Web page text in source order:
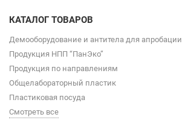
КАТАЛОГ ТОВАРОВ
Демооборудование и антитела для апробации
Продукция НПП “ПанЭко”
Продукция по направлениям
Общелабораторный пластик
Пластиковая посуда
Смотреть все